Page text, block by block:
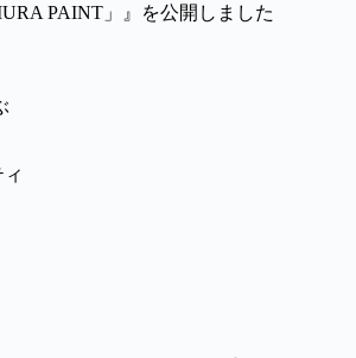
PAINT」』を公開しました